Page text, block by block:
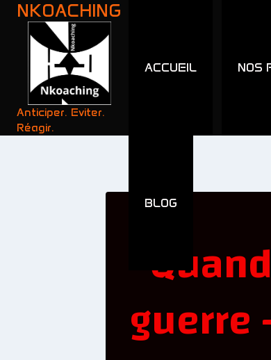
NKOACHING
Anticiper. Eviter.
Réagir.
ACCUEIL NOS
BLOG
guerre